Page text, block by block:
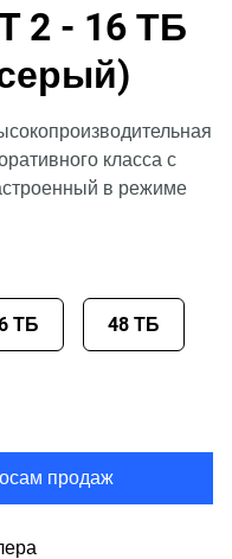
2 - 16 ТБ
класса с
в режиме
ТБ 48 ТБ
продаж